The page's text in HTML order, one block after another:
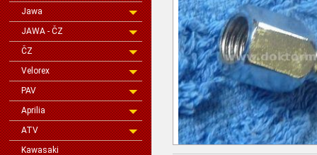
Jawa
JAWA - ČZ
ČZ
Velorex
PAV
Aprilia
ATV
Kawasaki